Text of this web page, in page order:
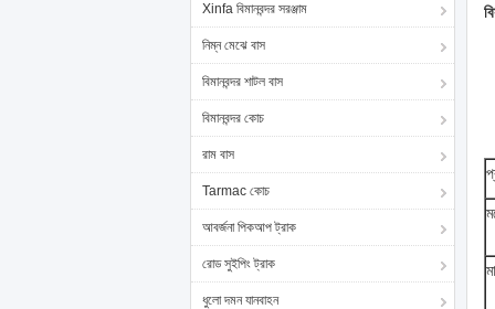
Xinfa বিমানবন্দর সরঞ্জাম
নিম্ন মেঝে বাস
বিমানবন্দর শাটল বাস
বিমানবন্দর কোচ
রাম বাস
Tarmac কোচ
আবর্জনা পিকআপ ট্রাক
রোড সুইপিং ট্রাক
ধুলো দমন যানবাহন